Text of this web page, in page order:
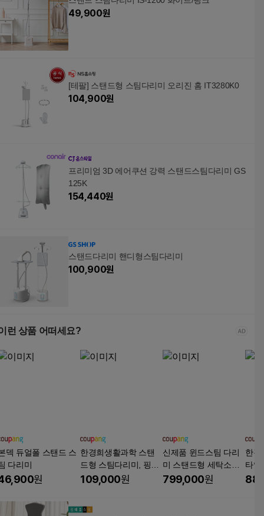
49,900원
[테팔] 스탠드형 스팀다리미 오리진 홈 IT3280K0
104,900원
프리미엄 3D 에어쿠션 강력 스탠드스팀다리미 GS
125K
154,440원
스탠드다리미 핸디형스팀다리미
100,900원
런 상품 어떠세요?
덱 듀얼폴 스탠드 스
다리미
원
한경희생활과학 스탠
드형 스팀다리미, 핑크,
HSI-D1601A1
109,000원
신제품 윈드스팀 다리
미 스탠드형 세탁소급
가정용 스팀다리미 KB-
799,000원
한경
타일
미,